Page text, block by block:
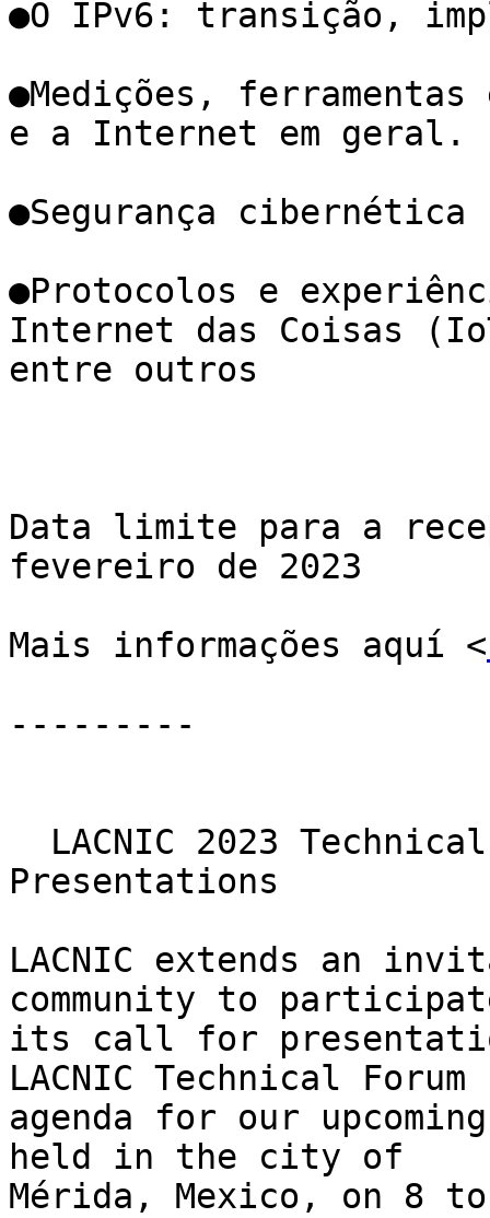
●O IPv6: transição,
●Medições,
e a Internet em geral.
●Segurança cibernética
●Protocolos e
Internet das Coisas
entre outros
Data limite para a
fevereiro de 2023
Mais informações aquí <
---------
Presentations
LACNIC extends an
community to
its call for
LACNIC Technical Forum
agenda for our
held in the city of
Mérida, Mexico, on 8 to